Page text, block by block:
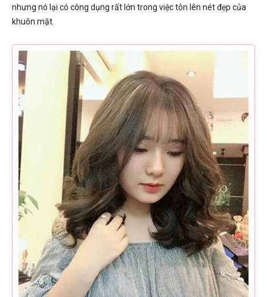
nhưng nó lại có công dụng rất lớn trong việc tôn lên nét đẹp của
khuôn mặt.